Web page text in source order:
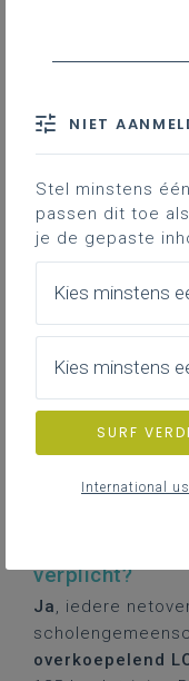
Welke rol speelt
Samenstelling
Werking
Bevoegdheden
Rechten en
Moet je een
het OCSG
is het OCSG
rechten/
Oprichting
verplicht?
Ja, iedere
overkoepelend
NIET
Stel minstens
passen dit toe
je de gepaste
Kies minstens
Kies minstens
SURF
International